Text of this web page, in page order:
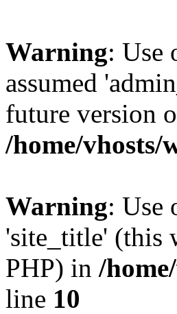
Warning: Use
assumed
future version
/home/vhosts/
Warning: Use
'site_title' (this
PHP) in /
line 10